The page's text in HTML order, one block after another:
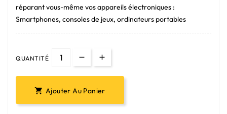
réparant vous-même vos appareils électroniques :
Smartphones, consoles de jeux, ordinateurs portables
QUANTITÉ
 Ajouter Au Panier